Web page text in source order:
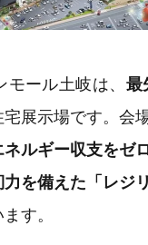
ール土岐は、 最
展示場です。会
ネルギー収支をゼ
を備えた「レジ
す。